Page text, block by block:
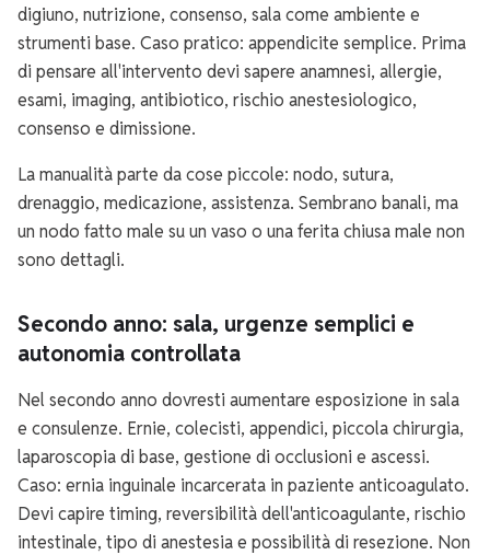
digiuno, nutrizione, consenso, sala come ambiente e
strumenti base. Caso pratico: appendicite semplice. Prima
di pensare all'intervento devi sapere anamnesi, allergie,
esami, imaging, antibiotico, rischio anestesiologico,
consenso e dimissione.
La manualità parte da cose piccole: nodo, sutura,
drenaggio, medicazione, assistenza. Sembrano banali, ma
un nodo fatto male su un vaso o una ferita chiusa male non
sono dettagli.
Secondo anno: sala, urgenze semplici e
autonomia controllata
Nel secondo anno dovresti aumentare esposizione in sala
e consulenze. Ernie, colecisti, appendici, piccola chirurgia,
laparoscopia di base, gestione di occlusioni e ascessi.
Caso: ernia inguinale incarcerata in paziente anticoagulato.
Devi capire timing, reversibilità dell'anticoagulante, rischio
intestinale, tipo di anestesia e possibilità di resezione. Non